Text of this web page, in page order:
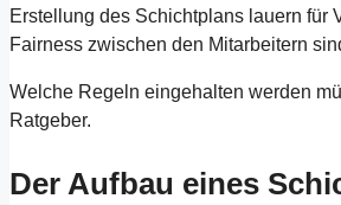
Erstellung des Schichtplans lauern für
Fairness zwischen den Mitarbeitern
Welche Regeln eingehalten werden
Ratgeber.
Der Aufbau eines